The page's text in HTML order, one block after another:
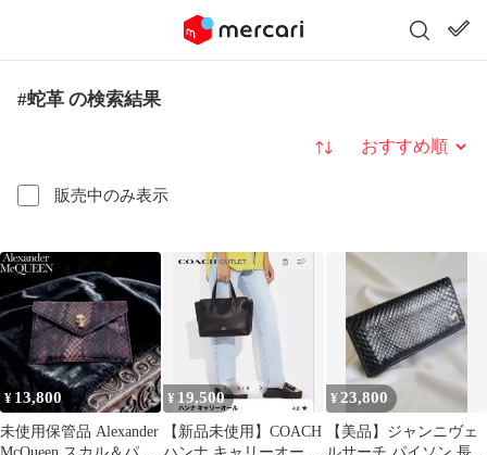
#蛇革 の検索結果
販売中のみ表示
並び替え
¥ 13,800
未使用保管品 Alexander
¥ 19,500
【新品未使用】COACH
¥ 23,800
【美品】ジャンニヴェ